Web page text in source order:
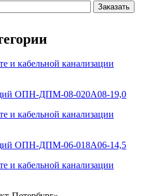
Заказать
и кабельной канализации
ОПН-ДПМ-08-020А08-19,0
и кабельной канализации
ОПН-ДПМ-06-018А06-14,5
и кабельной канализации